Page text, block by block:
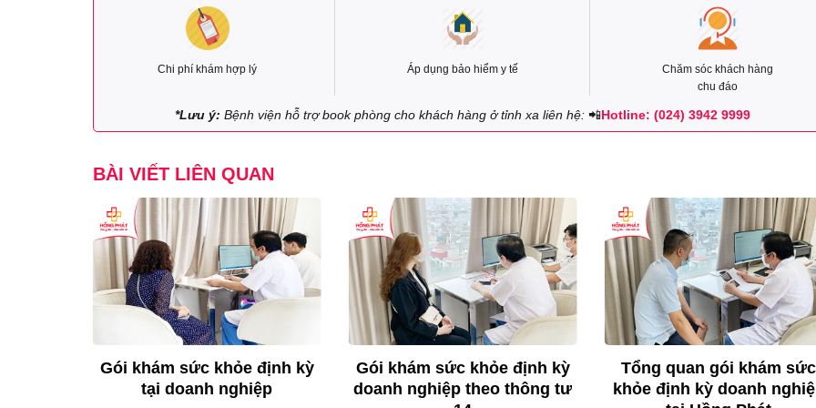
Chi phí khám hợp lý Áp dụng bảo hiểm y tế
Chăm sóc khách hàng
chu đáo
*Lưu ý: Bệnh viện hỗ trợ book phòng cho khách hàng ở tỉnh xa liên hệ:📲Hotline: (024) 3942 9999
BÀI VIẾT LIÊN QUAN
Gói khám sức khỏe định kỳ
tại doanh nghiệp
Gói khám sức khỏe định kỳ
doanh nghiệp theo thông tư
Tổng quan gói khám sức
khỏe định kỳ doanh